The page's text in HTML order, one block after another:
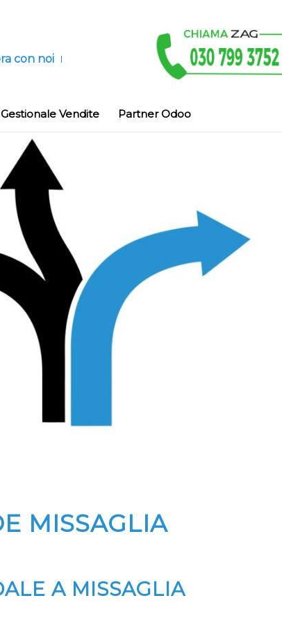
con noi
Gestionale Vendite Partner Odoo
MISSAGLIA
A MISSAGLIA